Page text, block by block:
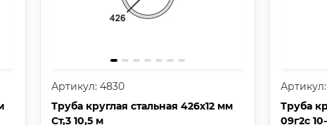
Артикул: 4830
Труба круглая стальная 426х12 мм
Ст,3 10,5 м
Труба
09г2с